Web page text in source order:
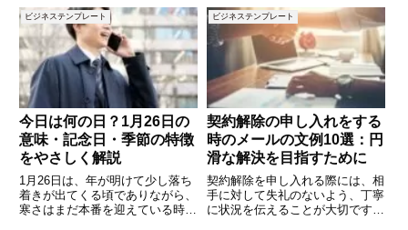
ビジネステンプレート
今日は何の日？1月26日の
意味・記念日・季節の特徴
をやさしく解説
1月26日は、年が明けて少し落ち
着きが出てくる頃でありながら、
寒さはまだ本番を迎えている時期
ビジネステンプレート
契約解除の申し入れをする
時のメールの文例10選：円
滑な解決を目指すために
契約解除を申し入れる際には、相
手に対して失礼のないよう、丁寧
に状況を伝えることが大切です。